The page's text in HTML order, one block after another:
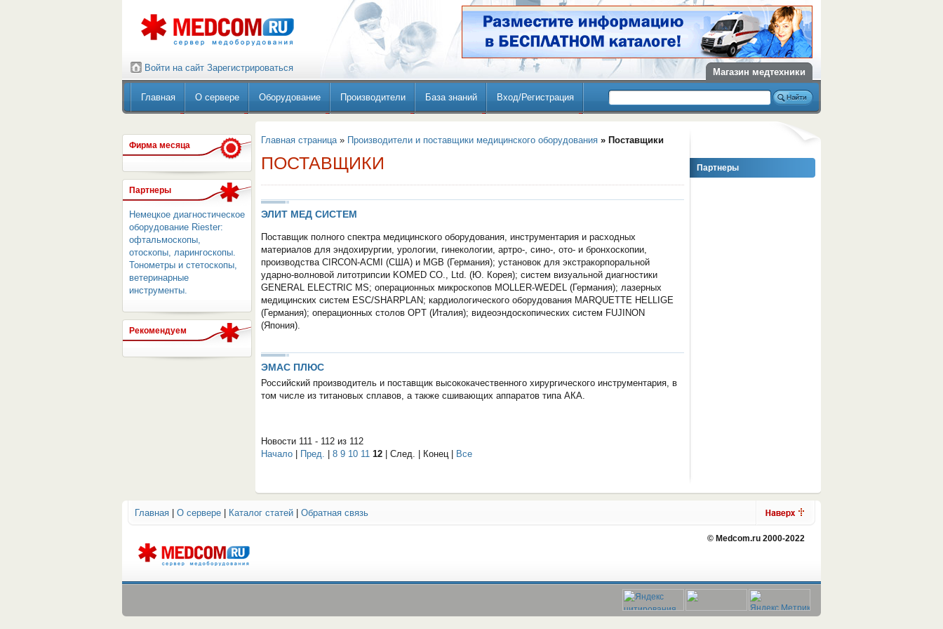
СЕРВЕР МЕДИЦИНСКОГО
Магазин медтехники
Войти на сайт Зарегистрироваться
Главная О сервере Оборудование Производители База знаний Вход/Регистрация
Партнеры
Фирма месяца
Партнеры
Немецкое диагностическое
оборудование Riester:
офтальмоскопы,
отоскопы, ларингоскопы.
Тонометры и стетоскопы,
ветеринарные
инструменты.
Рекомендуем
Главная страница» Производители и поставщики медицинского оборудования » Поставщики
ПОСТАВЩИКИ
ЭЛИТ МЕД СИСТЕМ
Поставщик полного спектра медицинского оборудования, инструментария и расходных
материалов для эндохирургии, урологии, гинекологии, артро-, сино-, ото- и бронхоскопии,
производства CIRCON-ACMI (США) и MGB (Германия); установок для экстракорпоральной
ударно-волновой литотрипсии KOMED CO., Ltd. (Ю. Корея); систем визуальной диагностики
GENERAL ELECTRIC MS; операционных микроскопов MOLLER-WEDEL (Германия); лазерных
медицинских систем ESC/SHARPLAN; кардиологического оборудования MARQUETTE HELLIGE
(Германия); операционных столов OPT (Италия); видеоэндоскопических систем FUJINON
(Япония).
ЭМАС ПЛЮС
Российский производитель и поставщик высококачественного хирургического инструментария, в
том числе из титановых сплавов, а также сшивающих аппаратов типа АКА.
Новости 111 - 112 из 112
Начало
Пред. 8 9 10 11 12 | След. | Конец Все
Главная О сервере Каталог статей Обратная связь
© Medcom.ru 2000-2022